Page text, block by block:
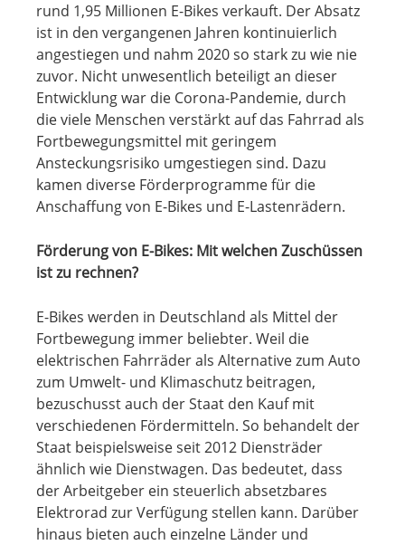
rund 1,95 Millionen E-Bikes verkauft. Der Absatz
ist in den vergangenen Jahren kontinuierlich
angestiegen und nahm 2020 so stark zu wie nie
zuvor. Nicht unwesentlich beteiligt an dieser
Entwicklung war die Corona-Pandemie, durch
die viele Menschen verstärkt auf das Fahrrad als
Fortbewegungsmittel mit geringem
Ansteckungsrisiko umgestiegen sind. Dazu
kamen diverse Förderprogramme für die
Anschaffung von E-Bikes und E-Lastenrädern.
Förderung von E-Bikes: Mit welchen Zuschüssen
ist zu rechnen?
E-Bikes werden in Deutschland als Mittel der
Fortbewegung immer beliebter. Weil die
elektrischen Fahrräder als Alternative zum Auto
zum Umwelt- und Klimaschutz beitragen,
bezuschusst auch der Staat den Kauf mit
verschiedenen Fördermitteln. So behandelt der
Staat beispielsweise seit 2012 Diensträder
ähnlich wie Dienstwagen. Das bedeutet, dass
der Arbeitgeber ein steuerlich absetzbares
Elektrorad zur Verfügung stellen kann. Darüber
hinaus bieten auch einzelne Länder und